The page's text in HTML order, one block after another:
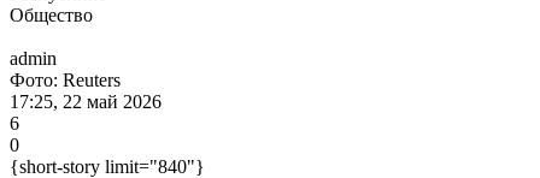
Общество
admin
Фото: Reuters
17:25, 22 май 2026
6
0
{short-story limit="840"}